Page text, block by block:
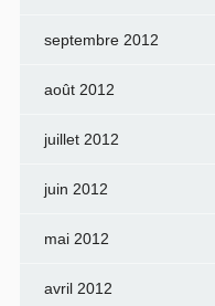
septembre 2012
août 2012
juillet 2012
juin 2012
mai 2012
avril 2012